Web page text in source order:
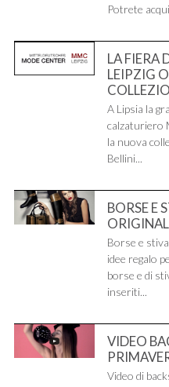
Potrete
LA FIERA
LEIPZIG
A Lipsia la
calzaturiero
la nuova
Bellini...
BORSE E
Borse e
idee regalo
borse e di
inseriti...
VIDEO
Video di